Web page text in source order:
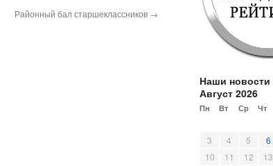
Районный бал старшеклассников →
Наши новости
Август 2026
Пн Вт Ср Чт
3
4 5 6
10
11 12 13